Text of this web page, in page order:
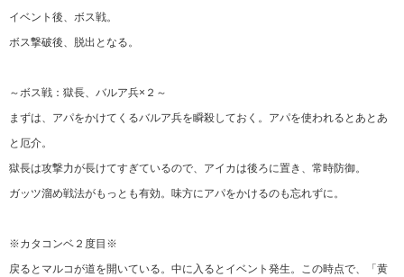
イベント後、ボス戦。
ボス撃破後、脱出となる。
～ボス戦：獄長、バルア兵×２～
まずは、アパをかけてくるバルア兵を瞬殺しておく。アパを使われるとあとあ
と厄介。
獄長は攻撃力が長けてすぎているので、アイカは後ろに置き、常時防御。
ガッツ溜め戦法がもっとも有効。味方にアパをかけるのも忘れずに。
※カタコンベ２度目※
戻るとマルコが道を開いている。中に入るとイベント発生。この時点で、「黄